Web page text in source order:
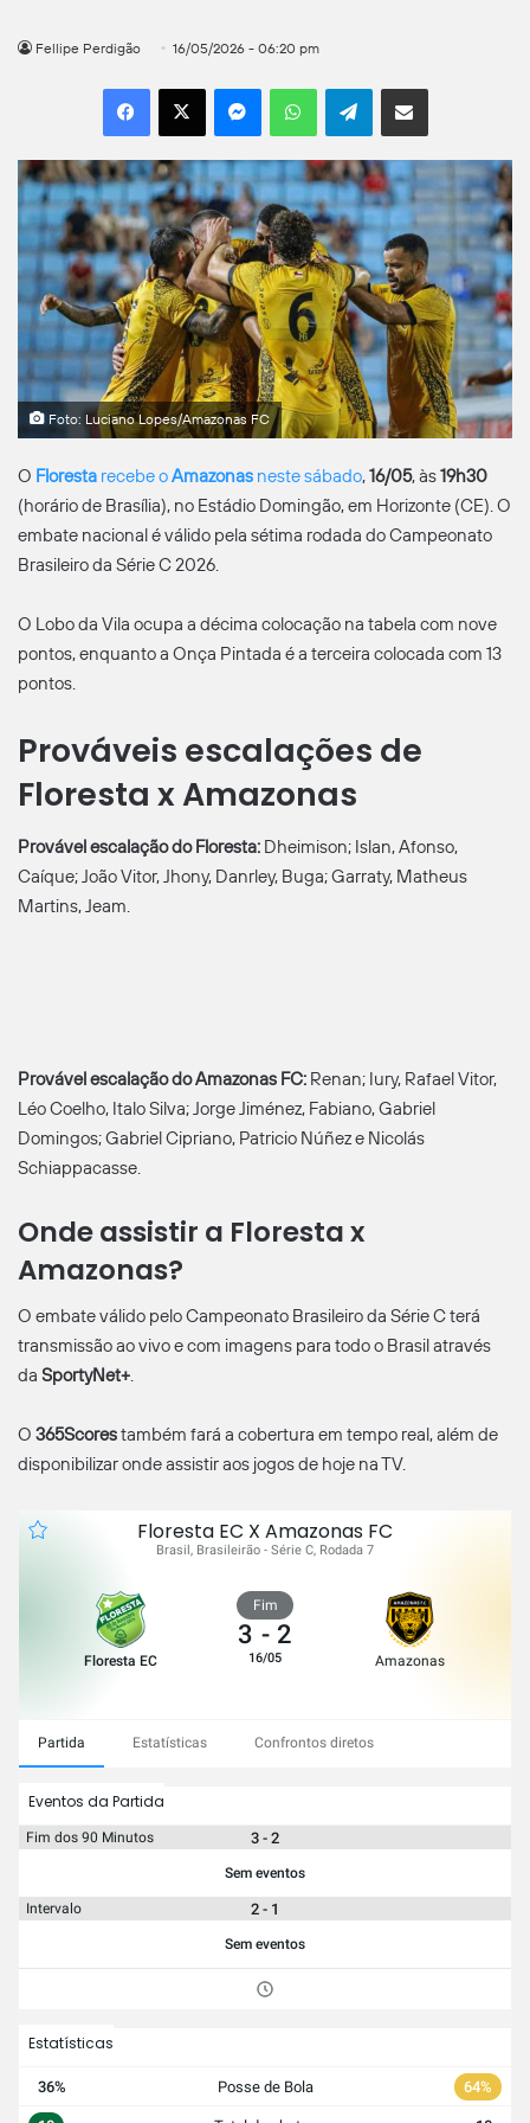
Fellipe Perdigão 16/05/2026 - 06:20 pm
Facebook
X MessengerWhatsAppTelegramCompartilhar por e-mail
Foto: Luciano Lopes/Amazonas FC
O Floresta recebe oAmazonas neste sábado,16/05, às19h30
(horário de Brasília), no Estádio Domingão, em Horizonte (CE). O
embate nacional é válido pela sétima rodada do Campeonato
Brasileiro da Série C 2026.
O Lobo da Vila ocupa a décima colocação na tabela com nove
pontos, enquanto a Onça Pintada é a terceira colocada com 13
pontos.
Prováveis escalações de
Floresta x Amazonas
Provável escalação do Floresta: Dheimison; Islan, Afonso,
Caíque; João Vitor, Jhony, Danrley, Buga; Garraty, Matheus
Martins, Jeam.
Provável escalação do Amazonas FC: Renan; Iury, Rafael Vitor,
Léo Coelho, Italo Silva; Jorge Jiménez, Fabiano, Gabriel
Domingos; Gabriel Cipriano, Patricio Núñez e Nicolás
Schiappacasse.
Onde assistir a Floresta x
Amazonas?
O embate válido pelo Campeonato Brasileiro da Série C terá
transmissão ao vivo e com imagens para todo o Brasil através
da SportyNet+.
O 365Scorestambém fará a cobertura em tempo real, além de
disponibilizar onde assistir aos jogos de hoje na TV.
Floresta EC X Amazonas FC
Brasil, Brasileirão - Série C, Rodada 7
Floresta EC
Fim
3 - 2
16/05 Amazonas
Partida Estatísticas Confrontos diretos
Eventos da Partida
Fim dos 90 Minutos 3 - 2
Sem eventos
Intervalo 2 - 1
Sem eventos
Estatísticas
36% Posse de Bola 64%